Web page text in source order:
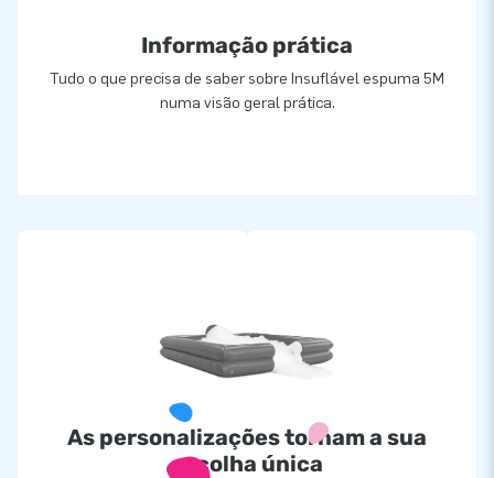
Informação prática
Tudo o que precisa de saber sobre Insuflável espuma 5M
numa visão geral prática.
As personalizações tornam a sua
escolha única